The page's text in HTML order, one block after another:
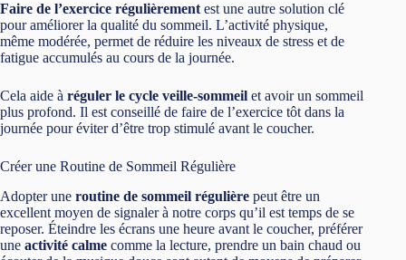
Faire de l’exercice régulièrement est une autre solution clé
pour améliorer la qualité du sommeil. L’activité physique,
même modérée, permet de réduire les niveaux de stress et de
fatigue accumulés au cours de la journée.
Cela aide à réguler le cycle veille-sommeil et avoir un sommeil
plus profond. Il est conseillé de faire de l’exercice tôt dans la
journée pour éviter d’être trop stimulé avant le coucher.
Créer une Routine de Sommeil Régulière
Adopter une routine de sommeil régulière peut être un
excellent moyen de signaler à notre corps qu’il est temps de se
reposer. Éteindre les écrans une heure avant le coucher, préférer
une activité calme comme la lecture, prendre un bain chaud ou